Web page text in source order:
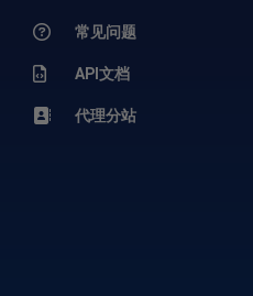
常见问题
API文档
代理分站